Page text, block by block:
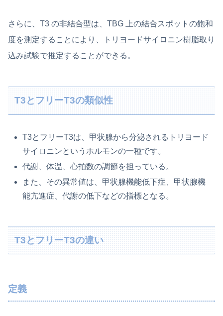
さらに、T3 の非結合型は、TBG 上の結合スポットの飽和
度を測定することにより、トリヨードサイロニン樹脂取り
込み試験で推定することができる。
T3とフリーT3の類似性
T3とフリーT3は、甲状腺から分泌されるトリヨード
サイロニンというホルモンの一種です。
代謝、体温、心拍数の調節を担っている。
また、その異常値は、甲状腺機能低下症、甲状腺機
能亢進症、代謝の低下などの指標となる。
T3とフリーT3の違い
定義